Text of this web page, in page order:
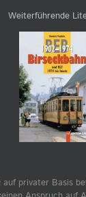
Weiterführende
auf privater Basis